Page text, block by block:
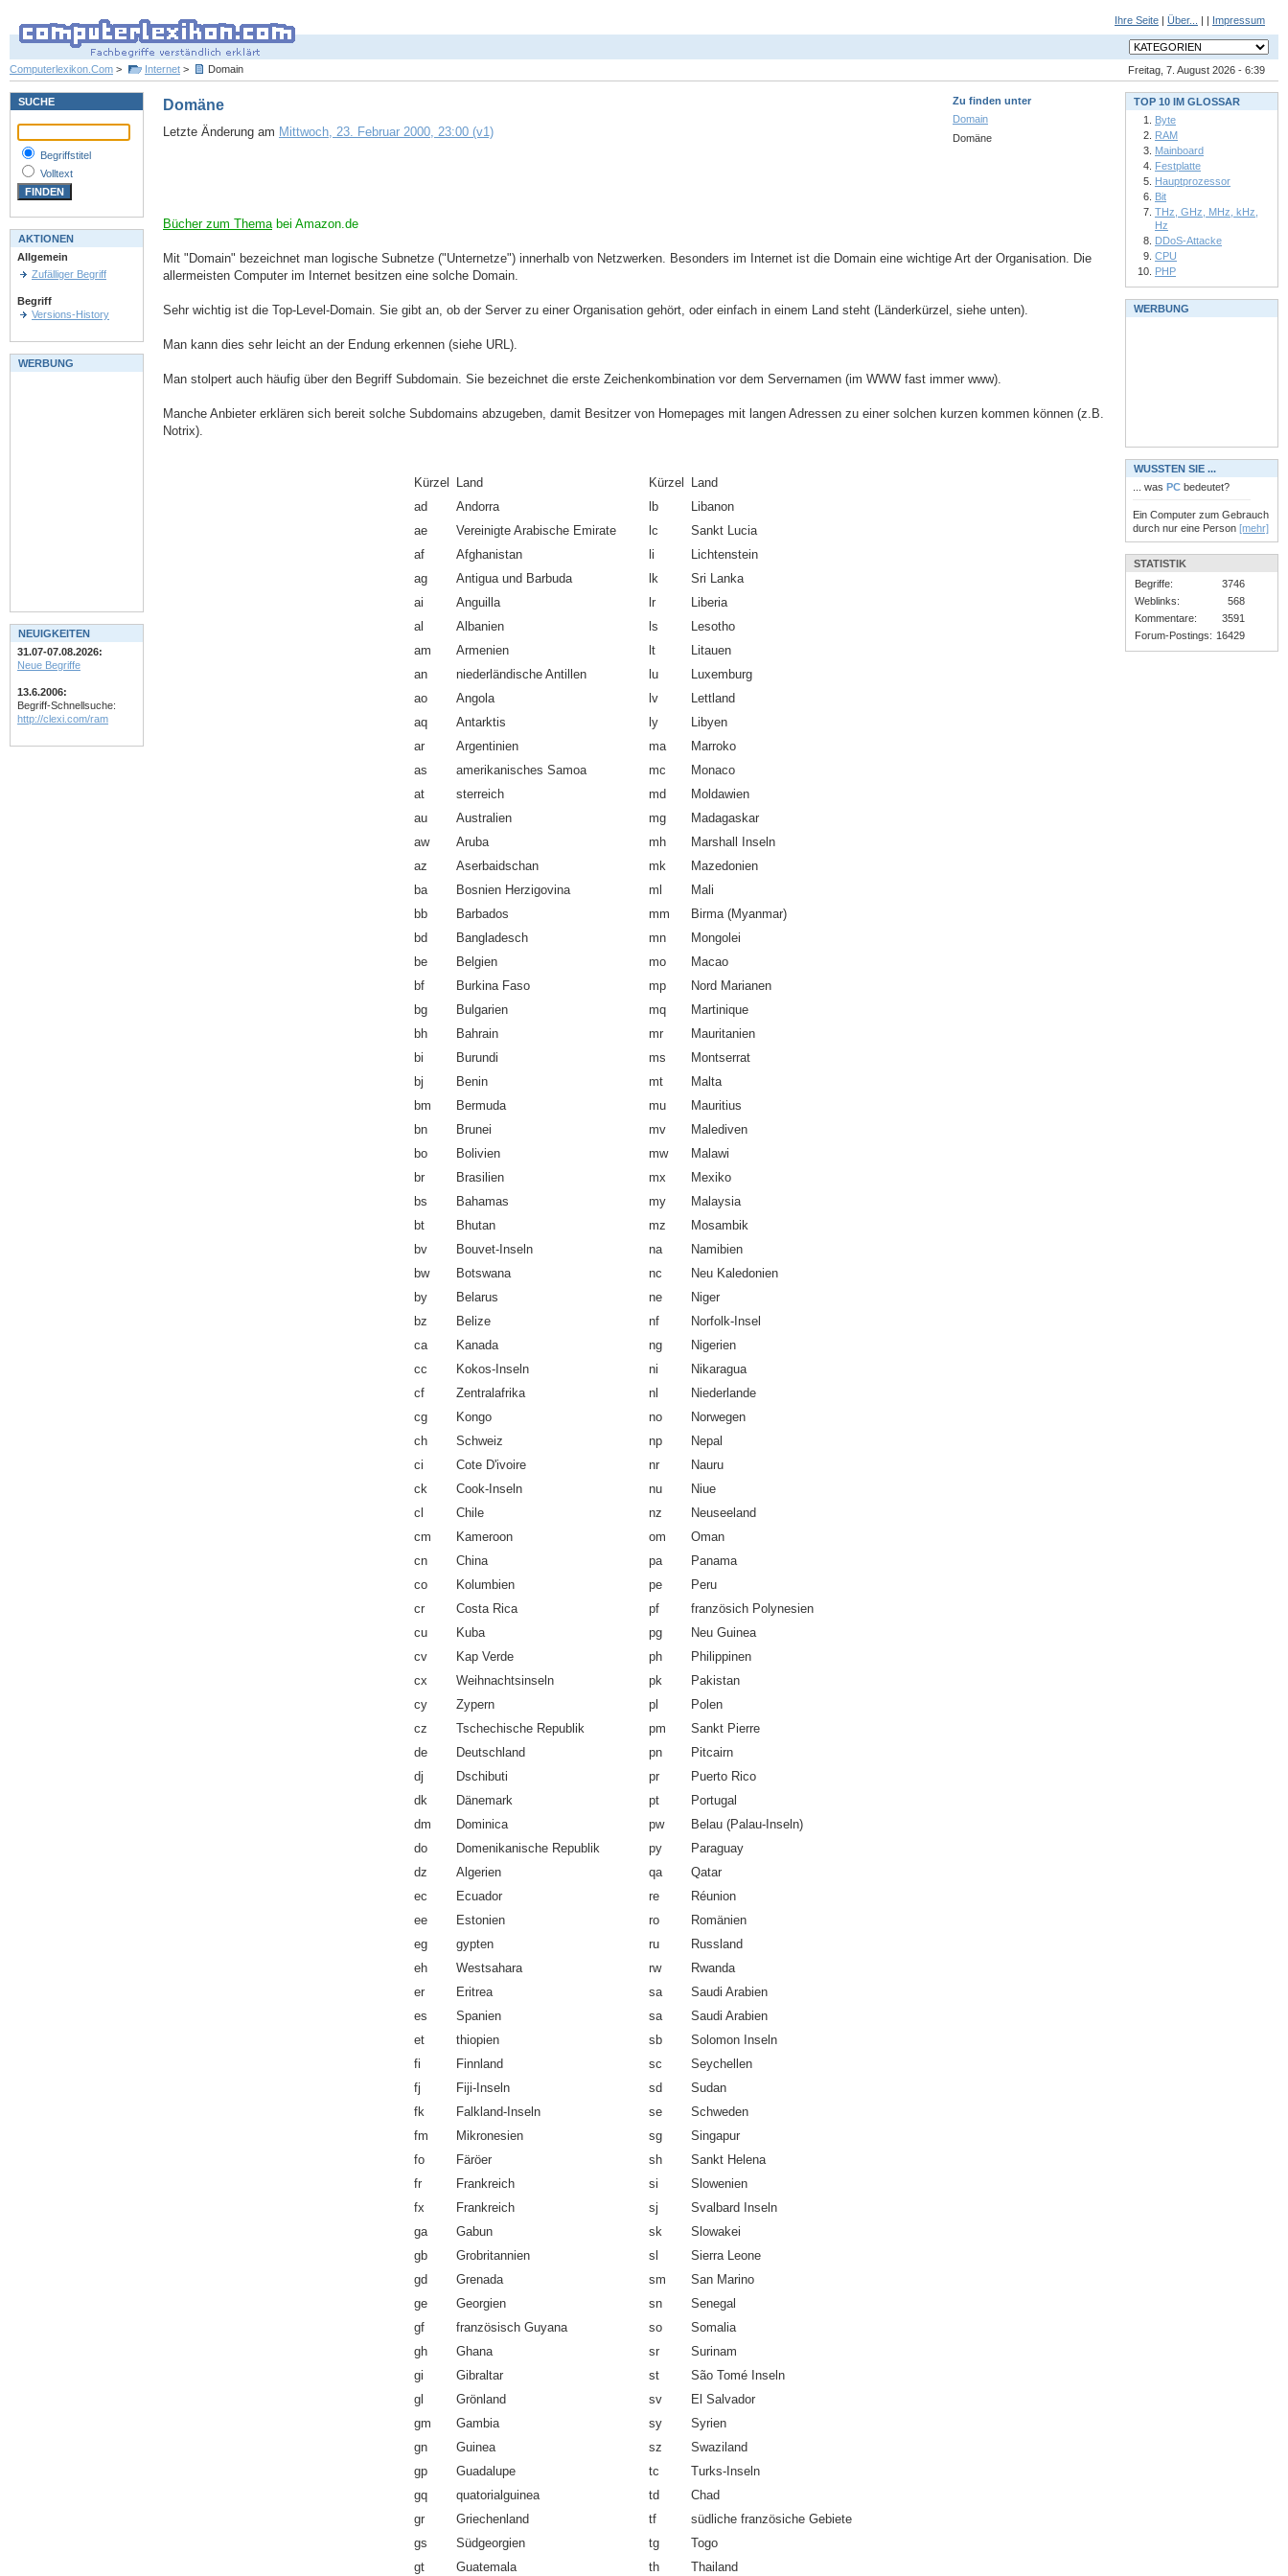
Ihre Seite | Über... | | Impressum
Freitag, 7. August 2026 - 6:39
Computerlexikon.Com > Internet > Domain
Zu finden unter
Domain
Domäne
Domäne
Letzte Änderung am Mittwoch, 23. Februar 2000, 23:00 (v1)
Bücher zum Themabei Amazon.de
Mit "Domain" bezeichnet man logische Subnetze ("Unternetze") innerhalb von Netzwerken. Besonders im Internet ist die Domain eine wichtige Art der Organisation. Die
allermeisten Computer im Internet besitzen eine solche Domain.
Sehr wichtig ist die Top-Level-Domain. Sie gibt an, ob der Server zu einer Organisation gehört, oder einfach in einem Land steht (Länderkürzel, siehe unten).
Man kann dies sehr leicht an der Endung erkennen (siehe URL).
Man stolpert auch häufig über den Begriff Subdomain. Sie bezeichnet die erste Zeichenkombination vor dem Servernamen (im WWW fast immer www).
Manche Anbieter erklären sich bereit solche Subdomains abzugeben, damit Besitzer von Homepages mit langen Adressen zu einer solchen kurzen kommen können (z.B.
Notrix).
Kürzel
Land
ad
Andorra
ae
Vereinigte Arabische Emirate
af
Afghanistan
ag
Antigua und Barbuda
ai
Anguilla
al
Albanien
am
Armenien
an
niederländische Antillen
ao
Angola
aq
Antarktis
ar
Argentinien
as
amerikanisches Samoa
at
sterreich
au
Australien
aw
Aruba
az
Aserbaidschan
ba
Bosnien Herzigovina
bb
Barbados
bd
Bangladesch
be
Belgien
bf
Burkina Faso
bg
Bulgarien
bh
Bahrain
bi
Burundi
bj
Benin
bm
Bermuda
bn
Brunei
bo
Bolivien
br
Brasilien
bs
Bahamas
bt
Bhutan
bv
Bouvet-Inseln
bw
Botswana
by
Belarus
bz
Belize
ca
Kanada
cc
Kokos-Inseln
cf
Zentralafrika
cg
Kongo
ch
Schweiz
ci
Cote D'ivoire
ck
Cook-Inseln
cl
Chile
cm
Kameroon
cn
China
co
Kolumbien
cr
Costa Rica
cu
Kuba
cv
Kap Verde
cx
Weihnachtsinseln
cy
Zypern
cz
Tschechische Republik
de
Deutschland
dj
Dschibuti
dk
Dänemark
dm
Dominica
do
Domenikanische Republik
dz
Algerien
ec
Ecuador
ee
Estonien
eg
gypten
eh
Westsahara
er
Eritrea
es
Spanien
et
thiopien
fi
Finnland
fj
Fiji-Inseln
fk
Falkland-Inseln
fm
Mikronesien
fo
Färöer
fr
Frankreich
fx
Frankreich
ga
Gabun
gb
Grobritannien
gd
Grenada
ge
Georgien
gf
französisch Guyana
gh
Ghana
gi
Gibraltar
gl
Grönland
gm
Gambia
gn
Guinea
gp
Guadalupe
gq
quatorialguinea
gr
Griechenland
gs
Südgeorgien
gt
Guatemala
Kürzel
Land
lb
Libanon
lc
Sankt Lucia
li
Lichtenstein
lk
Sri Lanka
lr
Liberia
ls
Lesotho
lt
Litauen
lu
Luxemburg
lv
Lettland
ly
Libyen
ma
Marroko
mc
Monaco
md
Moldawien
mg
Madagaskar
mh
Marshall Inseln
mk
Mazedonien
ml
Mali
mm
Birma (Myanmar)
mn
Mongolei
mo
Macao
mp
Nord Marianen
mq
Martinique
mr
Mauritanien
ms
Montserrat
mt
Malta
mu
Mauritius
mv
Malediven
mw
Malawi
mx
Mexiko
my
Malaysia
mz
Mosambik
na
Namibien
nc
Neu Kaledonien
ne
Niger
nf
Norfolk-Insel
ng
Nigerien
ni
Nikaragua
nl
Niederlande
no
Norwegen
np
Nepal
nr
Nauru
nu
Niue
nz
Neuseeland
om
Oman
pa
Panama
pe
Peru
pf
französich Polynesien
pg
Neu Guinea
ph
Philippinen
pk
Pakistan
pl
Polen
pm
Sankt Pierre
pn
Pitcairn
pr
Puerto Rico
pt
Portugal
pw
Belau (Palau-Inseln)
py
Paraguay
qa
Qatar
re
Réunion
ro
Romänien
ru
Russland
rw
Rwanda
sa
Saudi Arabien
sa
Saudi Arabien
sb
Solomon Inseln
sc
Seychellen
sd
Sudan
se
Schweden
sg
Singapur
sh
Sankt Helena
si
Slowenien
sj
Svalbard Inseln
sk
Slowakei
sl
Sierra Leone
sm
San Marino
sn
Senegal
so
Somalia
sr
Surinam
st
São Tomé Inseln
sv
El Salvador
sy
Syrien
sz
Swaziland
tc
Turks-Inseln
td
Chad
tf
südliche französiche Gebiete
tg
Togo
th
Thailand
SUCHE
Begriffstitel
Volltext
AKTIONEN
Allgemein
Zufälliger Begriff
Begriff
Versions-History
WERBUNG
NEUIGKEITEN
31.07-07.08.2026:
Neue Begriffe
13.6.2006:
Begriff-Schnellsuche:
http://clexi.com/ram
TOP 10 IM GLOSSAR
Byte
RAM
Mainboard
Festplatte
Hauptprozessor
Bit
THz, GHz, MHz, kHz,
Hz
DDoS-Attacke
CPU
PHP
WERBUNG
WUSSTEN SIE ...
... was PC bedeutet?
Ein Computer zum Gebrauch
durch nur eine Person [mehr]
STATISTIK
Begriffe:
3746
Weblinks:
568
Kommentare:
3591
Forum-Postings: 16429